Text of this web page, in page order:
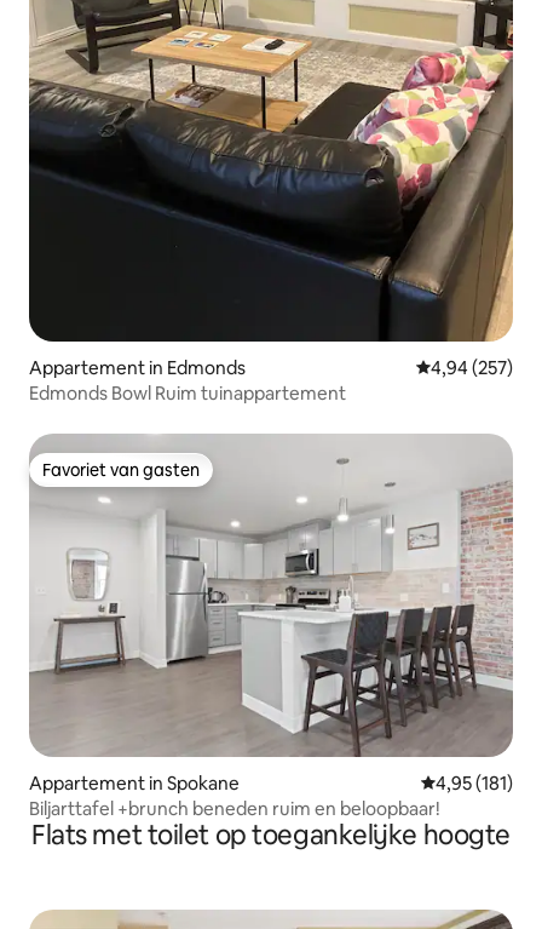
Appartement in Edmonds Gemiddelde
4,94 (257)
Edmonds Bowl Ruim tuinappartement
Favoriet van gasten
Favoriet van gasten
Appartement in Spokane Gemiddelde
4,95 (181)
Biljarttafel +brunch beneden ruim en beloopbaar!
Flats met toilet op toegankelijke hoogte